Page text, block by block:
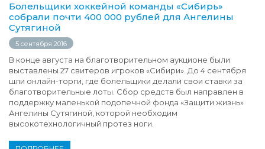
Болельщики хоккейной команды «Сибирь»
собрали почти 400 000 рублей для Ангелины
Сутягиной
5 сентября 2016
В конце августа на благотворительном аукционе были
выставлены 27 свитеров игроков «Сибири». До 4 сентября
шли онлайн-торги, где болельщики делали свои ставки за
благотворительные лоты. Сбор средств был направлен в
поддержку маленькой подопечной фонда «Защити жизнь»
Ангелины Сутягиной, которой необходим
высокотехнологичный протез ноги.